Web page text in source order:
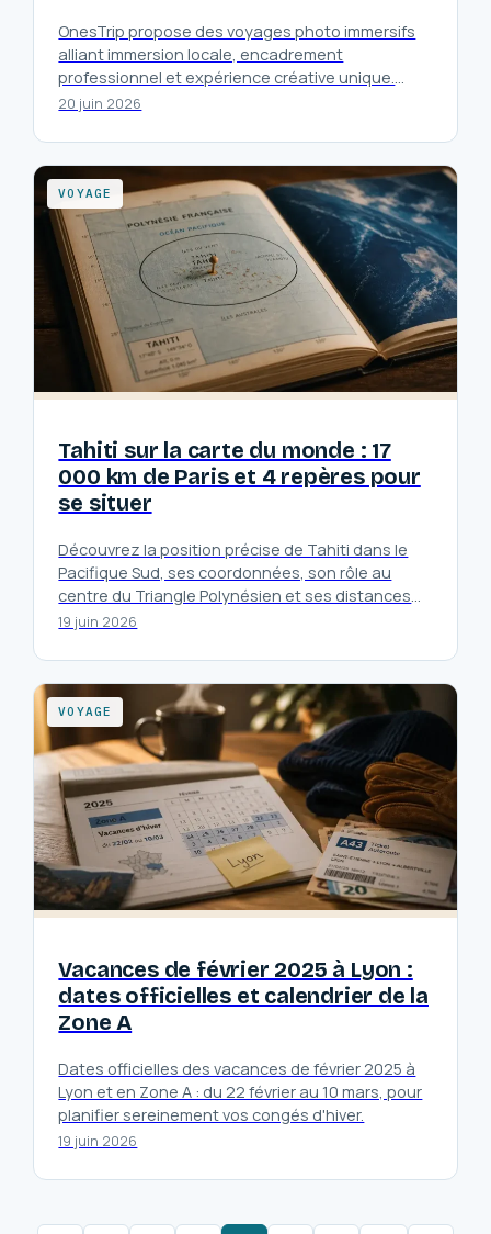
20 juin 2026
OnesTrip propose des voyages photo immersifs
alliant immersion locale, encadrement
professionnel et expérience créative unique.
Découvrez des séjours conçus pour vivre la
VOYAGE
Tahiti sur la carte du monde : 17
000 km de Paris et 4 repères pour
se situer
19 juin 2026
Découvrez la position précise de Tahiti dans le
Pacifique Sud, ses coordonnées, son rôle au
centre du Triangle Polynésien et ses distances
avec les continents majeurs.
VOYAGE
Vacances de février 2025 à Lyon :
dates officielles et calendrier de la
Zone A
19 juin 2026
Dates officielles des vacances de février 2025 à
Lyon et en Zone A : du 22 février au 10 mars, pour
planifier sereinement vos congés d'hiver.